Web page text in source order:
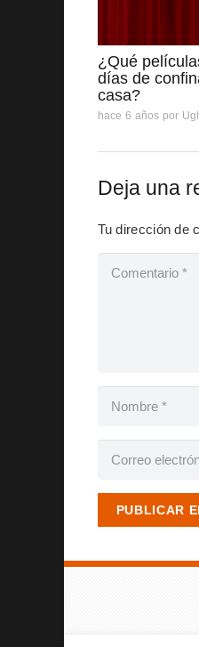
¿Qué
días de
casa?
hace 6 años por
Deja una
Tu dirección de
PUBLICAR